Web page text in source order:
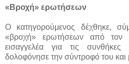
«Βροχή» ερωτήσεων
Ο κατηγορούμενος δέχθηκε,
«βροχή» ερωτήσεων από τον
εισαγγελέα για τις
δολοφόνησε την σύντροφό του και